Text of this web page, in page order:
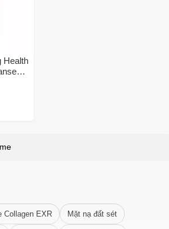
Health
độc
Collagen EXR Mặt nạ đất sét